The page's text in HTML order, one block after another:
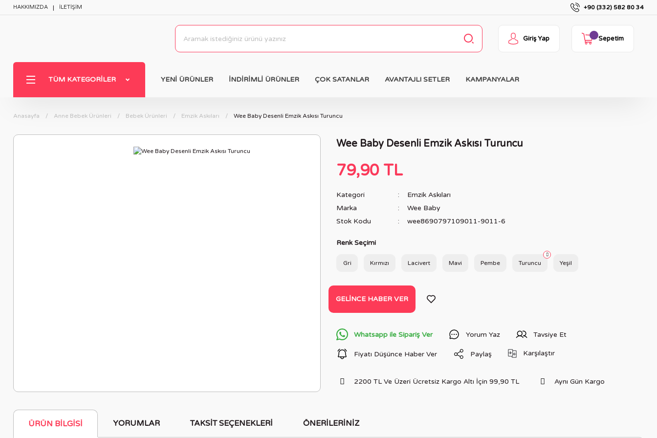
HAKKIMIZDA İLETİŞİM +90 (332) 582 80 34
Giriş Yap Sepetim
TÜM KATEGORILER YENİ ÜRÜNLER İNDİRİMLİ ÜRÜNLER ÇOK SATANLAR AVANTAJLI SETLER KAMPANYALAR
Anasayfa Anne Bebek Ürünleri Bebek Ürünleri Emzik Askıları Wee Baby Desenli Emzik Askısı Turuncu
Wee Baby Desenli Emzik Askısı Turuncu
79,90 TL
Kategori
Emzik Askıları
Marka
Wee Baby
Stok Kodu
wee8690797109011-9011-6
Renk Seçimi
Gri Kırmızı Lacivert Mavi Pembe Turuncu Yeşil
GELINCE HABER VER
Whatsapp ile Sipariş Ver Yorum Yaz Tavsiye Et
Fiyatı Düşünce Haber Ver Paylaş Karşılaştır
2200 TL Ve Üzeri Ücretsiz Kargo Altı İçin 99,90 TL Aynı Gün Kargo
ÜRÜN BILGISI YORUMLAR TAKSIT SEÇENEKLERI ÖNERILERINIZ